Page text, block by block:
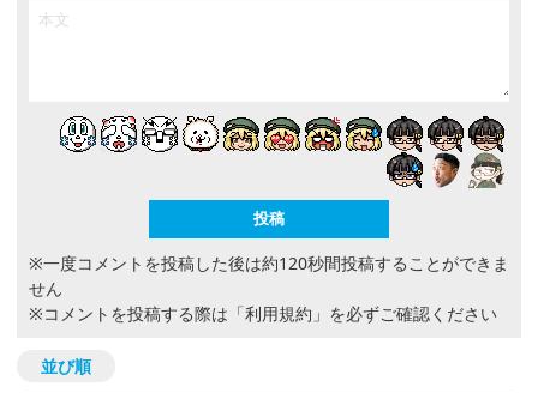
※一度コメントを投稿した後は約120秒間投稿することができま
せん
※コメントを投稿する際は 「利用規約」 を必ずご確認ください
並び順